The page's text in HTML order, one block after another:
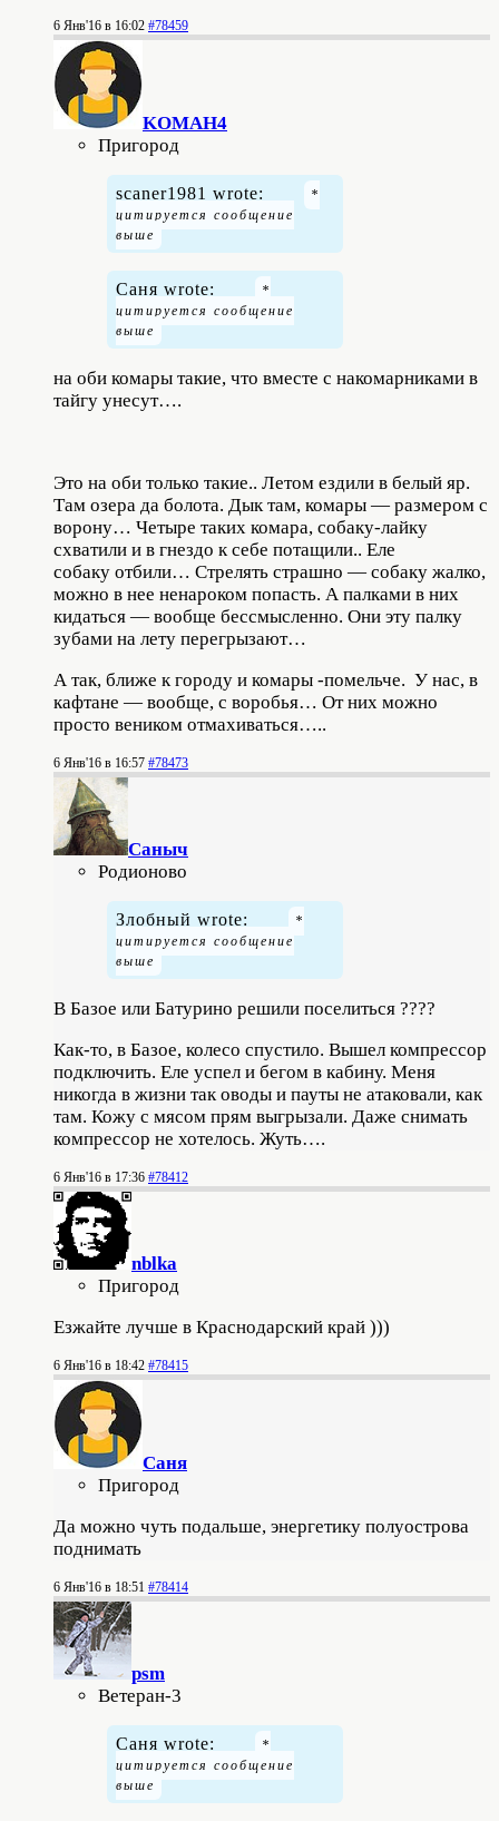
6 Янв'16 в 16:02 #78459
KOMAH4
Пригород
scaner1981 wrote:
Саня wrote:
на оби комары такие, что вместе с накомарниками в
тайгу унесут….
Это на оби только такие.. Летом ездили в белый яр.
Там озера да болота. Дык там, комары — размером с
ворону… Четыре таких комара, собаку-лайку
схватили и в гнездо к себе потащили.. Еле
собаку отбили… Стрелять страшно — собаку жалко,
можно в нее ненароком попасть. А палками в них
кидаться — вообще бессмысленно. Они эту палку
зубами на лету перегрызают…
А так, ближе к городу и комары -помельче. У нас, в
кафтане — вообще, с воробья… От них можно
просто веником отмахиваться…..
6 Янв'16 в 16:57 #78473
Саныч
Родионово
Злобный wrote:
В Базое или Батурино решили поселиться ????
Как-то, в Базое, колесо спустило. Вышел компрессор
подключить. Еле успел и бегом в кабину. Меня
никогда в жизни так оводы и пауты не атаковали, как
там. Кожу с мясом прям выгрызали. Даже снимать
компрессор не хотелось. Жуть….
6 Янв'16 в 17:36 #78412
nblka
Пригород
Езжайте лучше в Краснодарский край )))
6 Янв'16 в 18:42 #78415
Саня
Пригород
Да можно чуть подальше, энергетику полуострова
поднимать
6 Янв'16 в 18:51 #78414
psm
Ветеран-3
Саня wrote: